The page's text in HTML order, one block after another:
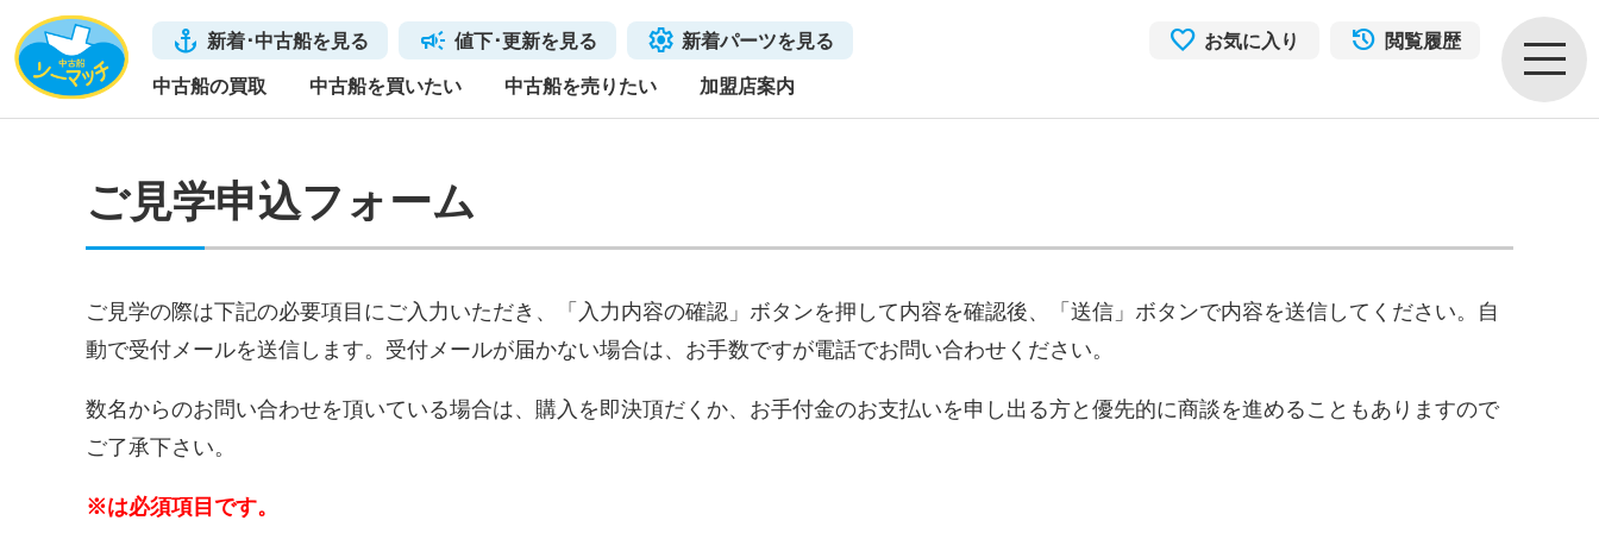
新着･中古船を見る 値下･更新を見る 新着パーツを見る お気に入り 閲覧履歴
中古船の買取 中古船を買いたい 中古船を売りたい 加盟店案内
ご見学申込フォーム
ご見学の際は下記の必要項目にご入力いただき、「入力内容の確認」ボタンを押して内容を確認後、「送信」ボタンで内容を送信してください。自
動で受付メールを送信します。受付メールが届かない場合は、お手数ですが電話でお問い合わせください。
数名からのお問い合わせを頂いている場合は、購入を即決頂だくか、お手付金のお支払いを申し出る方と優先的に商談を進めることもありますので
ご了承下さい。
※は必須項目です。